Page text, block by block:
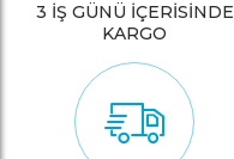
3 İŞ GÜNÜ İÇERİSİNDE
KARGO